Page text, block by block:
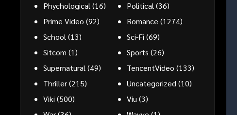
Phychological(16) Political(36)
Prime Video (92) Romance (1274)
School(13) Sci-Fi (69)
Sitcom (1) Sports (26)
Supernatural(49) TencentVideo (133)
Thriller(215) Uncategorized(10)
Viki (500) Viu(3)